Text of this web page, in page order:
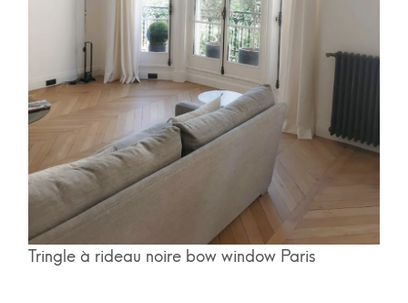
Tringle à rideau noire bow window Paris